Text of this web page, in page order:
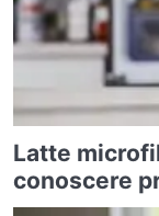
Latte
conoscere